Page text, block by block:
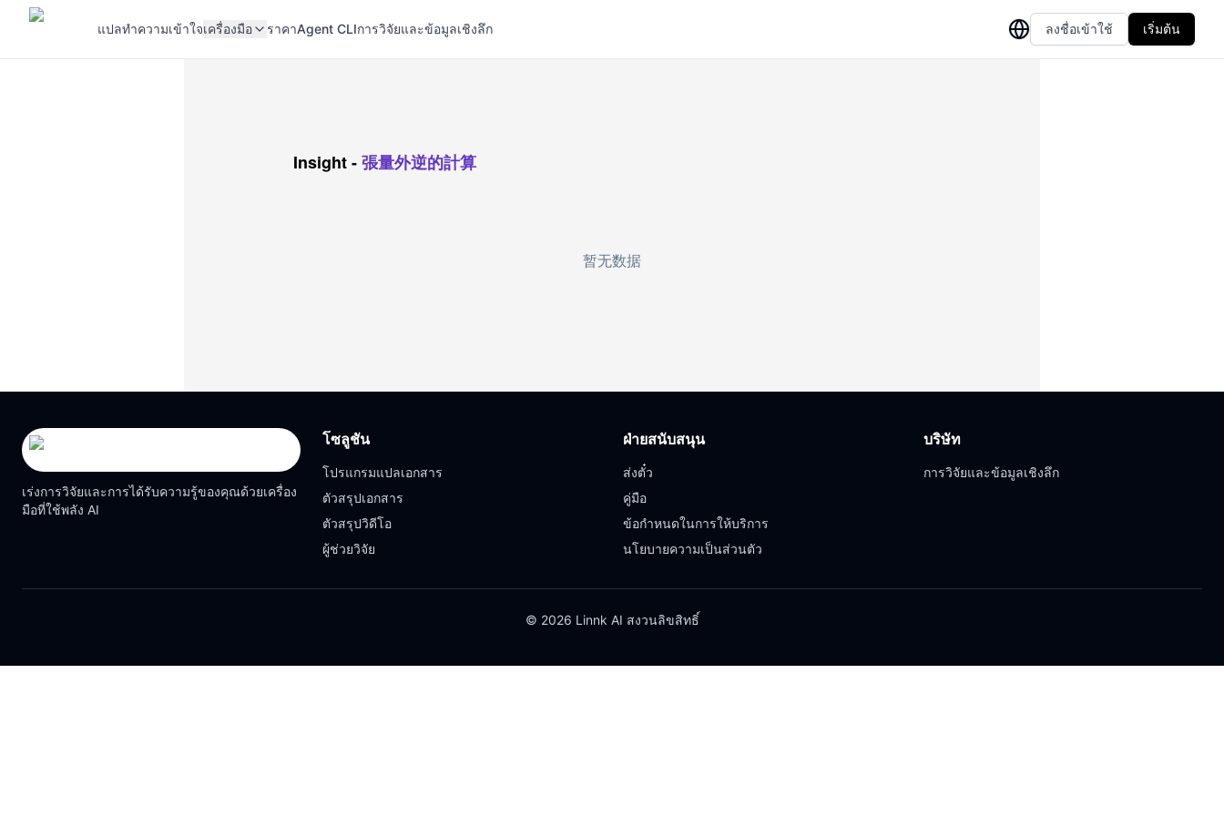
แปลทำความเข้าใจเครื่องมือ ราคาAgent CLIการวิจัยและข้อมูลเชิงลึก ลงชื่อเข้าใช้ เริ่มต้น
Insight-張量外逆的計算
暂无数据
เร่งการวิจัยและการได้รับความรู้ของคุณด้วยเครื่อง
มือที่ใช้พลัง AI
โซลูชัน
โปรแกรมแปลเอกสาร
ตัวสรุปเอกสาร
ตัวสรุปวิดีโอ
ผู้ช่วยวิจัย
ฝ่ายสนับสนุน
ส่งตั๋ว
คู่มือ
ข้อกำหนดในการให้บริการ
นโยบายความเป็นส่วนตัว
บริษัท
การวิจัยและข้อมูลเชิงลึก
© 2026 Linnk AI สงวนลิขสิทธิ์